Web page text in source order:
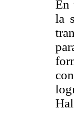
En
la